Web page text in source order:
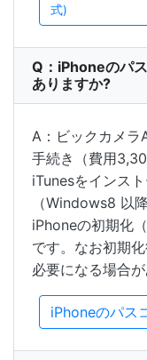
式)
Q：iPhoneのパ
ありますか?
A：ビックカメ
手続き（費用
iTunesをインス
（Windows8 以
iPhoneの初期化
です。なお初期
必要になる場合が
iPhoneのパス